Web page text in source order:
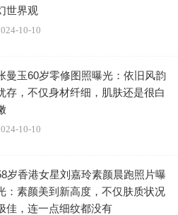
，我们不散！ 倚天的战友们，有
纷纷留言「岁月从不败美人，
「姊姊们都好美，依旧和当年
哥版的倚天屠龙记看好多遍了！
还有粉丝将2002年合照与2024
同框。
世界观
10-10
曼玉60岁零修图照曝光：依旧风韵
存，不仅身材纤细，肌肤还是很白
10-10
岁香港女星刘嘉玲素颜晨跑照片曝
：素颜美到新高度，不仅肤质状况
佳，连一点细纹都没有